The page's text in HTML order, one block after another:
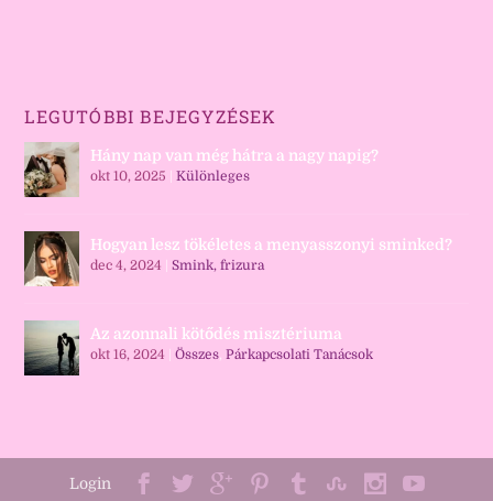
LEGUTÓBBI BEJEGYZÉSEK
Hány nap van még hátra a nagy napig?
okt 10, 2025 |Különleges
Hogyan lesz tökéletes a menyasszonyi sminked?
dec 4, 2024 |Smink, frizura
Az azonnali kötődés misztériuma
okt 16, 2024 |Összes,Párkapcsolati Tanácsok
Login